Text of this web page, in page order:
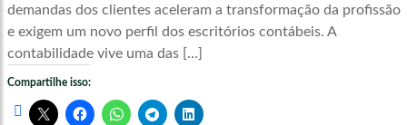
demandas dos clientes aceleram a transformação da profissão
e exigem um novo perfil dos escritórios contábeis. A
contabilidade vive uma das […]
Compartilhe isso: